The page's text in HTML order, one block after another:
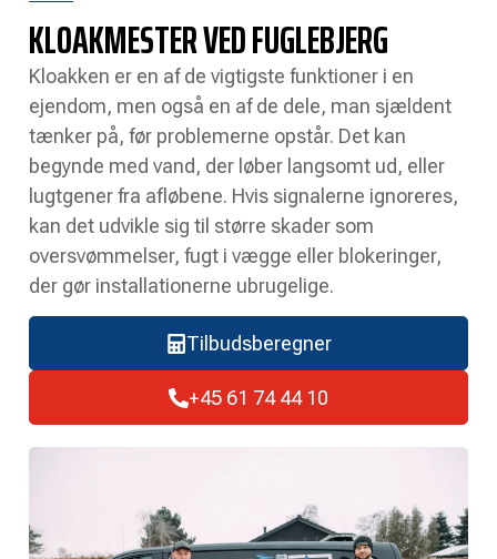
KLOAKMESTER VED FUGLEBJERG
Kloakken er en af de vigtigste funktioner i en
ejendom, men også en af de dele, man sjældent
tænker på, før problemerne opstår. Det kan
begynde med vand, der løber langsomt ud, eller
lugtgener fra afløbene. Hvis signalerne ignoreres,
kan det udvikle sig til større skader som
oversvømmelser, fugt i vægge eller blokeringer,
der gør installationerne ubrugelige.
Tilbudsberegner
+45 61 74 44 10